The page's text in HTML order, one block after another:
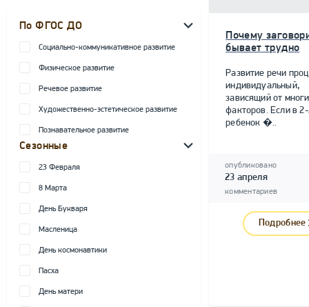
По ФГОС ДО
Социально-коммуникативное развитие
Физическое развитие
Речевое развитие
Художественно-эстетическое развитие
Познавательное развитие
Сезонные
23 Февраля
8 Марта
День Букваря
Масленица
День космонавтики
Пасха
День матери
Почему
бывает трудно
Развитие речи
индивидуальный,
зависящий от
факторов. Если в
ребенок �..
опубликовано
23 апреля
комментариев
Подробнее